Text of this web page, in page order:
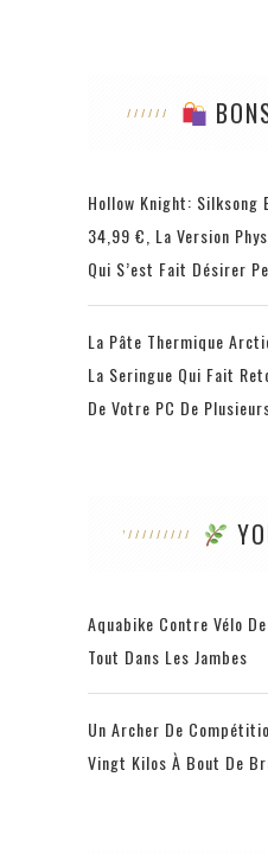
Hollow Knight: Silksong
34,99 €, La Version
Qui S’est Fait Désirer
La Pâte Thermique
La Seringue Qui Fait
De Votre PC De
Aquabike Contre Vélo
Tout Dans Les Jambes
Un Archer De
Vingt Kilos À Bout De